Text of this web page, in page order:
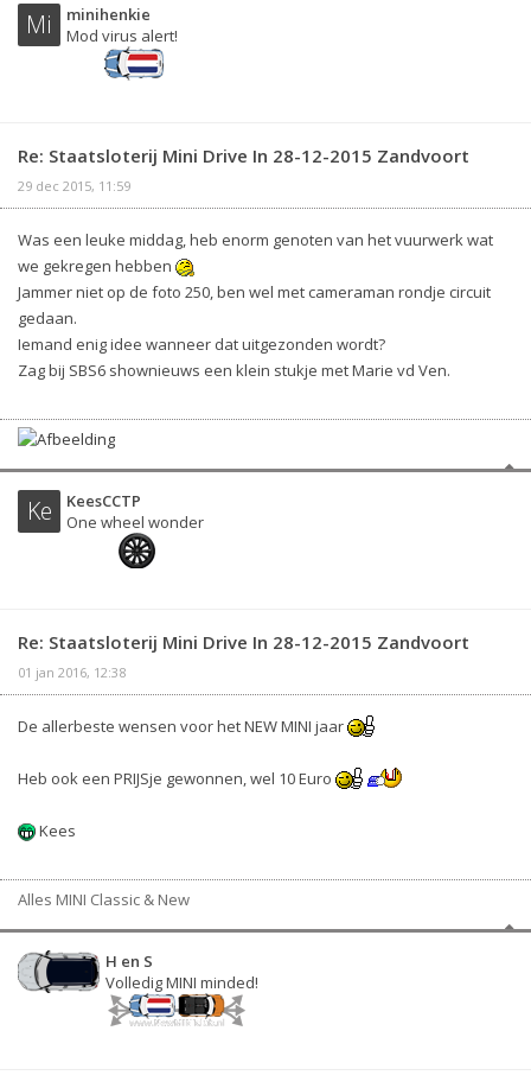
Mi
minihenkie
Mod virus alert!
Re: Staatsloterij Mini Drive In 28-12-2015 Zandvoort
29 dec 2015, 11:59
Was een leuke middag, heb enorm genoten van het vuurwerk wat
we gekregen hebben
Jammer niet op de foto 250, ben wel met cameraman rondje circuit
gedaan.
Iemand enig idee wanneer dat uitgezonden wordt?
Zag bij SBS6 shownieuws een klein stukje met Marie vd Ven.
Ke
KeesCCTP
One wheel wonder
Re: Staatsloterij Mini Drive In 28-12-2015 Zandvoort
01 jan 2016, 12:38
De allerbeste wensen voor het NEW MINI jaar
Heb ook een PRIJSje gewonnen, wel 10 Euro
Kees
Alles MINI Classic & New
H en S
Volledig MINI minded!